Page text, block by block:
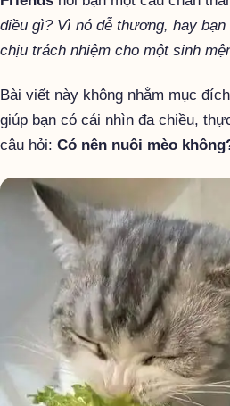
điều gì? Vì nó dễ thương, hay
chịu trách nhiệm cho một sinh
Bài viết này không nhằm mục
giúp bạn có cái nhìn đa chiều,
câu hỏi: Có nên nuôi mèo